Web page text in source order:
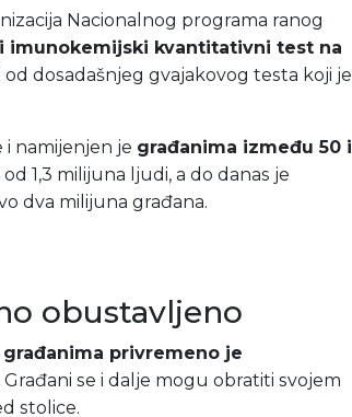
Nacionalnog programa ranog
imunokemijski kvantitativni test na
dosadašnjeg gvajakovog testa koji je
i namijenjen je građanima između 50 i
1,3 milijuna ljudi, a do danas je
dva milijuna građana.
obustavljeno
privremeno je
se i dalje mogu obratiti svojem
stolice.